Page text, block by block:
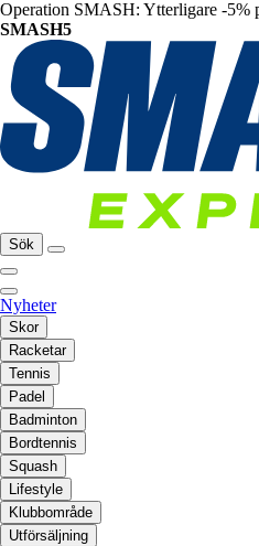
Operation SMASH: Ytterligare -5%
SMASH5
Sök
Nyheter
Skor
Racketar
Tennis
Padel
Badminton
Bordtennis
Squash
Lifestyle
Klubbområde
Utförsäljning